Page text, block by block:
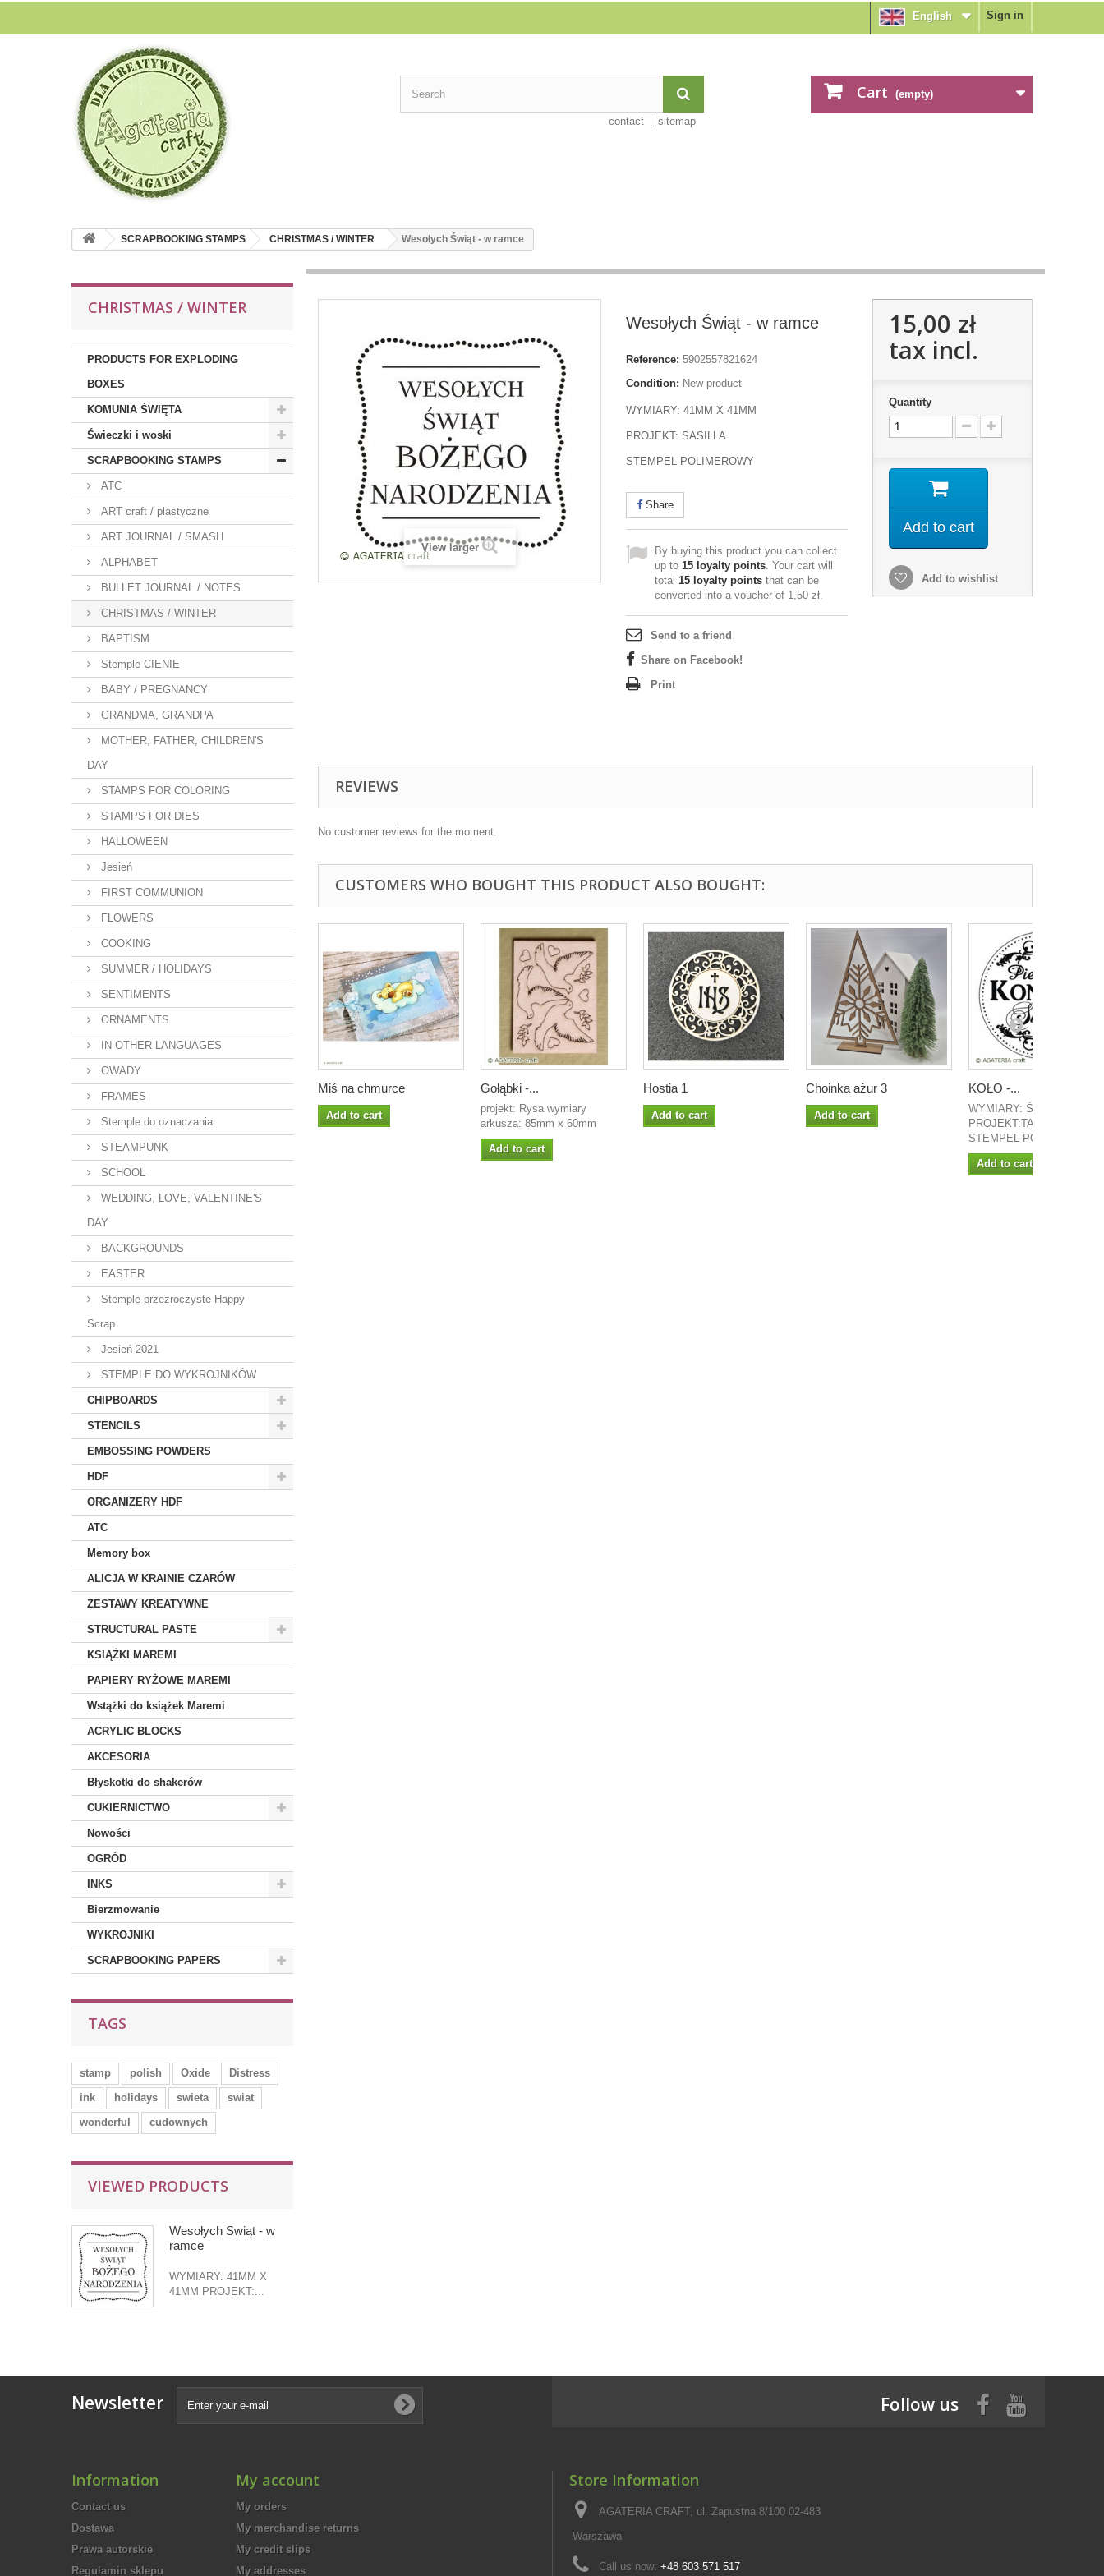
Sign in
English
Cart (empty)
contact sitemap
SCRAPBOOKING STAMPS CHRISTMAS / WINTER Wesołych Świąt - w ramce
CHRISTMAS / WINTER
PRODUCTS FOR EXPLODING
BOXES
KOMUNIA ŚWIĘTA
Świeczki i woski
SCRAPBOOKING STAMPS
ATC
ART craft / plastyczne
ART JOURNAL / SMASH
ALPHABET
BULLET JOURNAL / NOTES
CHRISTMAS / WINTER
BAPTISM
Stemple CIENIE
BABY / PREGNANCY
GRANDMA, GRANDPA
MOTHER, FATHER, CHILDREN'S
DAY
STAMPS FOR COLORING
STAMPS FOR DIES
HALLOWEEN
Jesień
FIRST COMMUNION
FLOWERS
COOKING
SUMMER / HOLIDAYS
SENTIMENTS
ORNAMENTS
IN OTHER LANGUAGES
OWADY
FRAMES
Stemple do oznaczania
STEAMPUNK
SCHOOL
WEDDING, LOVE, VALENTINE'S
DAY
BACKGROUNDS
EASTER
Stemple przezroczyste Happy
Scrap
Jesień 2021
STEMPLE DO WYKROJNIKÓW
CHIPBOARDS
STENCILS
EMBOSSING POWDERS
HDF
ORGANIZERY HDF
ATC
Memory box
ALICJA W KRAINIE CZARÓW
ZESTAWY KREATYWNE
STRUCTURAL PASTE
KSIĄŻKI MAREMI
PAPIERY RYŻOWE MAREMI
Wstążki do książek Maremi
ACRYLIC BLOCKS
AKCESORIA
Błyskotki do shakerów
CUKIERNICTWO
Nowości
OGRÓD
INKS
Bierzmowanie
WYKROJNIKI
SCRAPBOOKING PAPERS
TAGS
stamp polish Oxide
Distress
ink
holidays swieta
swiat
wonderful
cudownych
VIEWED PRODUCTS
Wesołych Świąt - w
ramce
WYMIARY: 41MM X
41MM PROJEKT:...
View larger
Wesołych Świąt - w ramce
Reference: 5902557821624
Condition: New product
WYMIARY: 41MM X 41MM
PROJEKT: SASILLA
STEMPEL POLIMEROWY
Share
By buying this product you can collect
up to 15 loyalty points. Your cart will
total 15 loyalty points that can be
converted into a voucher of 1,50 zł.
Send to a friend
Share on Facebook!
Print
15,00 zł
tax incl.
Quantity
Add to cart
Add to wishlist
REVIEWS
No customer reviews for the moment.
CUSTOMERS WHO BOUGHT THIS PRODUCT ALSO BOUGHT:
Miś na chmurce
Add to cart
Gołąbki -...
projekt: Rysa wymiary
arkusza: 85mm x 60mm
Add to cart
Hostia 1
Add to cart
Choinka ażur 3
Add to cart
KOŁO -...
WYMIARY: ŚR 48MM
PROJEKT:TAKAYA
STEMPEL POLIMEROWY
Add to cart
Newsletter Follow us
Information
Contact us
Dostawa
Prawa autorskie
Regulamin sklepu
My account
My orders
My merchandise returns
My credit slips
My addresses
Store Information
AGATERIA CRAFT, ul. Zapustna 8/100 02-483
Warszawa
Call us now: +48 603 571 517